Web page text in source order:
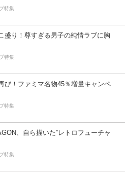
特集
盛り！尊すぎる男子の純情ラブに胸
特集
び！ファミマ名物45％増量キャンペ
特集
、自ら描いた”レトロフューチャ
特集